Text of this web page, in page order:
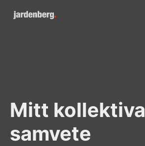
Mitt kollektiva
samvete